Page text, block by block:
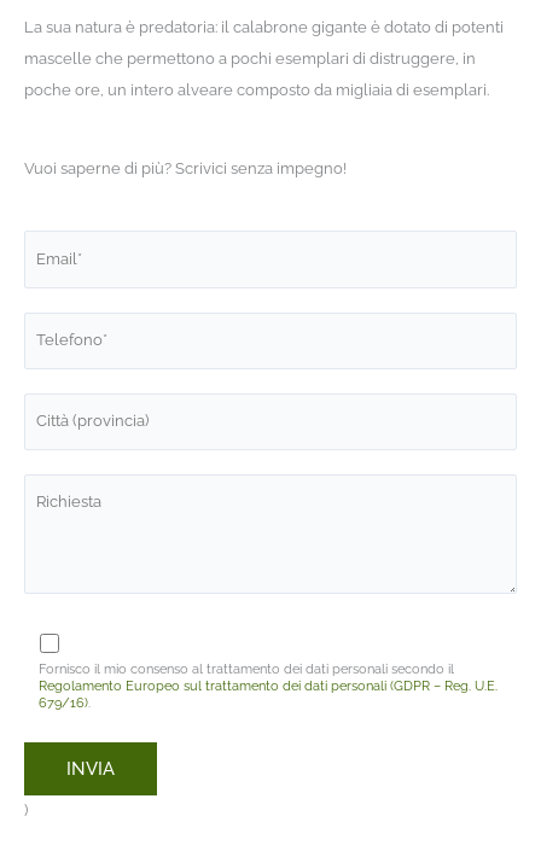
La sua natura è predatoria: il calabrone gigante è dotato di potenti
mascelle che permettono a pochi esemplari di distruggere, in
poche ore, un intero alveare composto da migliaia di esemplari.
Vuoi saperne di più? Scrivici senza impegno!
Fornisco il mio consenso al trattamento dei dati personali secondo il
Regolamento Europeo sul trattamento dei dati personali (GDPR – Reg. U.E.
679/16).
)